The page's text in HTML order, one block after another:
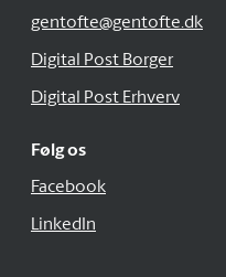
gentofte@gentofte.dk
Digital Post Borger
Digital Post Erhverv
Følg os
Facebook
LinkedIn